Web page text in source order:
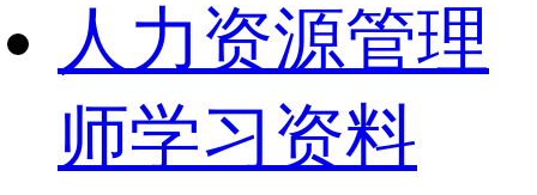
人力资源管理
师学习资料